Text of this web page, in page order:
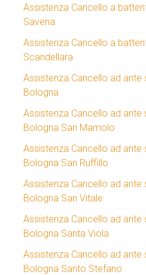
Assistenza Cancello a
Savena
Assistenza Cancello a
Scandellara
Assistenza Cancello ad ante
Bologna
Assistenza Cancello ad ante
Bologna San Mamolo
Assistenza Cancello ad ante
Bologna San Ruffillo
Assistenza Cancello ad ante
Bologna San Vitale
Assistenza Cancello ad ante
Bologna Santa Viola
Assistenza Cancello ad ante
Bologna Santo Stefano